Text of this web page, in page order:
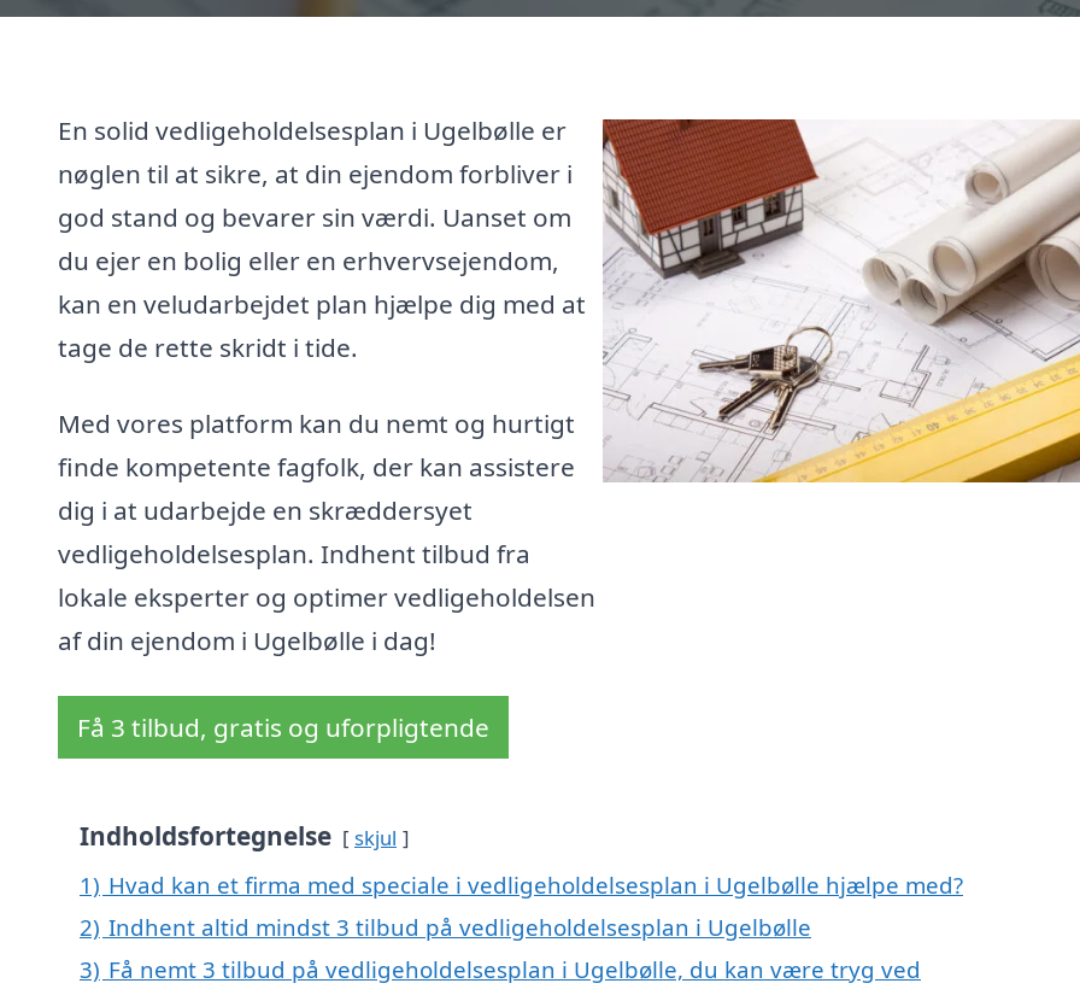
En solid vedligeholdelsesplan i Ugelbølle er
nøglen til at sikre, at din ejendom forbliver i
god stand og bevarer sin værdi. Uanset om
du ejer en bolig eller en erhvervsejendom,
kan en veludarbejdet plan hjælpe dig med at
tage de rette skridt i tide.
Med vores platform kan du nemt og hurtigt
finde kompetente fagfolk, der kan assistere
dig i at udarbejde en skræddersyet
vedligeholdelsesplan. Indhent tilbud fra
lokale eksperter og optimer vedligeholdelsen
af din ejendom i Ugelbølle i dag!
Få 3 tilbud, gratis og uforpligtende
Indholdsfortegnelse skjul
1) Hvad kan et firma med speciale i vedligeholdelsesplan i Ugelbølle hjælpe med?
2) Indhent altid mindst 3 tilbud på vedligeholdelsesplan i Ugelbølle
3) Få nemt 3 tilbud på vedligeholdelsesplan i Ugelbølle, du kan være tryg ved